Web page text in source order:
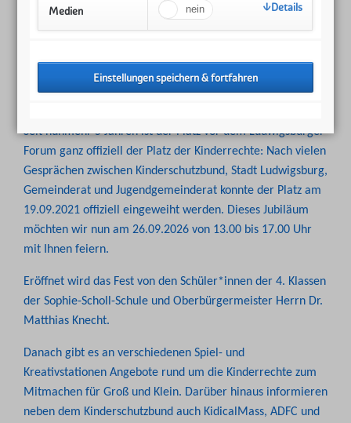
Medien Details
* Feiern Sie am 26.09.2026 mit uns
Kinderrechte!
Seit nunmehr 5 Jahren ist der Platz vor dem Ludwigsburger
Forum ganz offiziell der Platz der Kinderrechte: Nach vielen
Gesprächen zwischen Kinderschutzbund, Stadt Ludwigsburg,
Gemeinderat und Jugendgemeinderat konnte der Platz am
19.09.2021 offiziell eingeweiht werden. Dieses Jubiläum
möchten wir nun am 26.09.2026 von 13.00 bis 17.00 Uhr
mit Ihnen feiern.
Eröffnet wird das Fest von den Schüler*innen der 4. Klassen
der Sophie-Scholl-Schule und Oberbürgermeister Herrn Dr.
Matthias Knecht.
Danach gibt es an verschiedenen Spiel- und
Kreativstationen Angebote rund um die Kinderrechte zum
Mitmachen für Groß und Klein. Darüber hinaus informieren
neben dem Kinderschutzbund auch KidicalMass, ADFC und